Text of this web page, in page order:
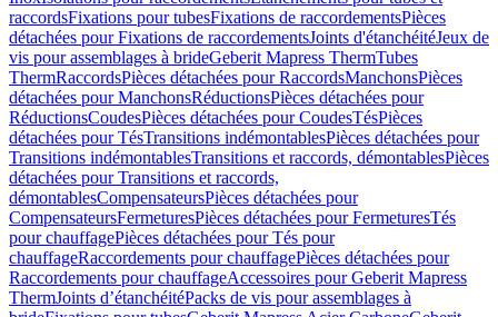
raccordsFixations pour tubesFixations de raccordementsPièces
détachées pour Fixations de raccordementsJoints d'étanchéitéJeux de
vis pour assemblages à brideGeberit Mapress ThermTubes
ThermRaccordsPièces détachées pour RaccordsManchonsPièces
détachées pour ManchonsRéductionsPièces détachées pour
RéductionsCoudesPièces détachées pour CoudesTésPièces
détachées pour TésTransitions indémontablesPièces détachées pour
Transitions indémontablesTransitions et raccords, démontablesPièces
détachées pour Transitions et raccords,
démontablesCompensateursPièces détachées pour
CompensateursFermeturesPièces détachées pour FermeturesTés
pour chauffagePièces détachées pour Tés pour
chauffageRaccordements pour chauffagePièces détachées pour
Raccordements pour chauffageAccessoires pour Geberit Mapress
ThermJoints d’étanchéitéPacks de vis pour assemblages à